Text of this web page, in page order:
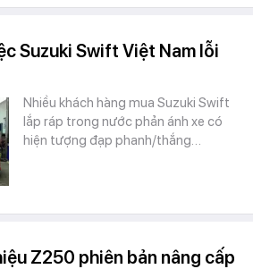
Suzuki Swift Việt Nam lỗi
Nhiều khách hàng mua Suzuki Swift
lắp ráp trong nước phản ánh xe có
hiện tượng đạp phanh/thắng…
Z250 phiên bản nâng cấp